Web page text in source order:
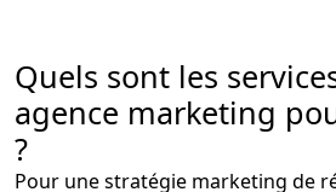
Quels sont les
agence marketing
?
Pour une stratégie marketing de